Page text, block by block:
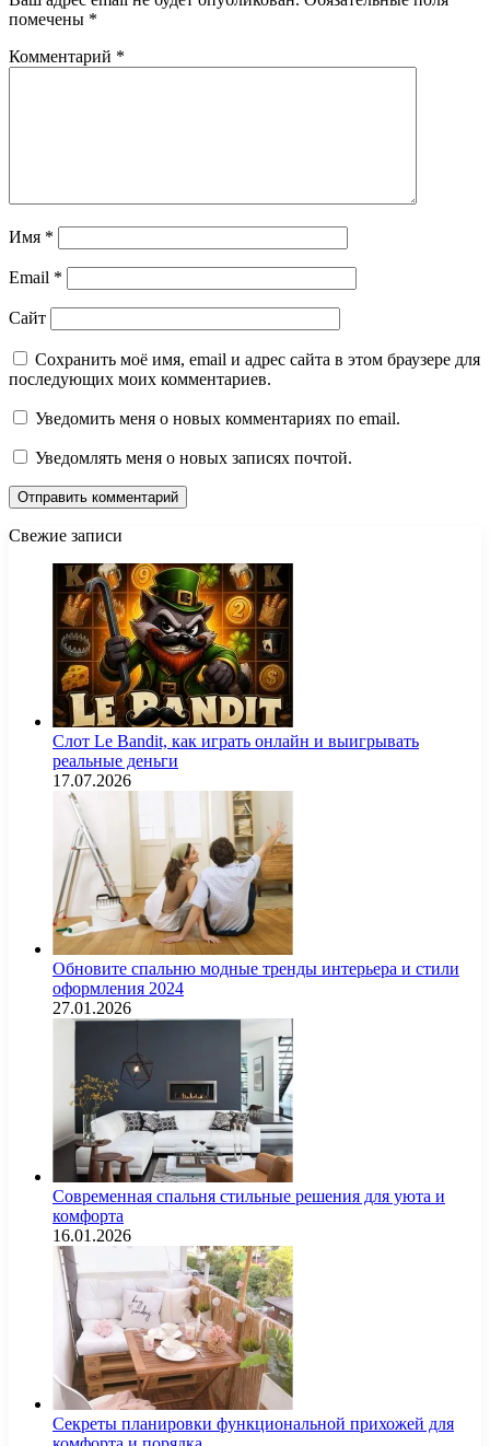
помечены *
Комментарий *
Имя *
Email *
Сайт
Сохранить моё имя, email и адрес сайта в этом браузере для
последующих моих комментариев.
Уведомить меня о новых комментариях по email.
Уведомлять меня о новых записях почтой.
Свежие записи
Слот Le Bandit, как играть онлайн и выигрывать
реальные деньги
17.07.2026
Обновите спальню модные тренды интерьера и стили
оформления 2024
27.01.2026
Современная спальня стильные решения для уюта и
комфорта
16.01.2026
Секреты планировки функциональной прихожей для